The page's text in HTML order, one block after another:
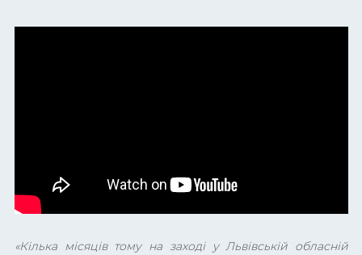
«Кілька місяців тому на заході у Львівській обласній